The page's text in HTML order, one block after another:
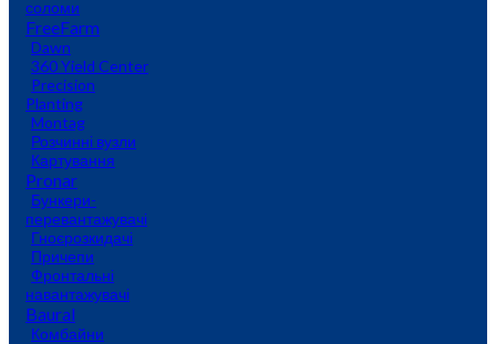
соломи
FreeFarm
Dawn
360 Yield Center
Precision
Planting
Montag
Розчинні вузли
Картування
Pronar
Бункери-
перевантажувачі
Гноєрозкидачі
Причепи
Фронтальні
навантажувачі
Baural
Комбайни